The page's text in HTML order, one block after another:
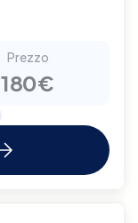
Prezzo
180€